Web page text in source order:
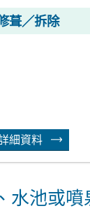
葺／拆除
細資料
水池或噴